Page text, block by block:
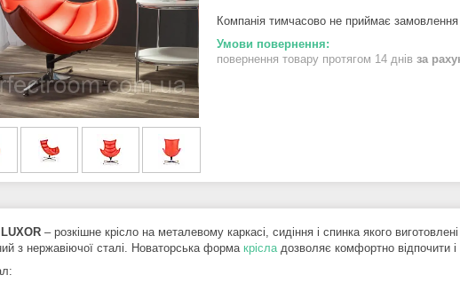
Компанія тимчасово не приймає замовлення
повернення товару протягом 14 днів за
– розкішне крісло на металевому каркасі, сидіння і спинка якого
з нержавіючої сталі. Новаторська форма крісладозволяє комфортно відпочити і